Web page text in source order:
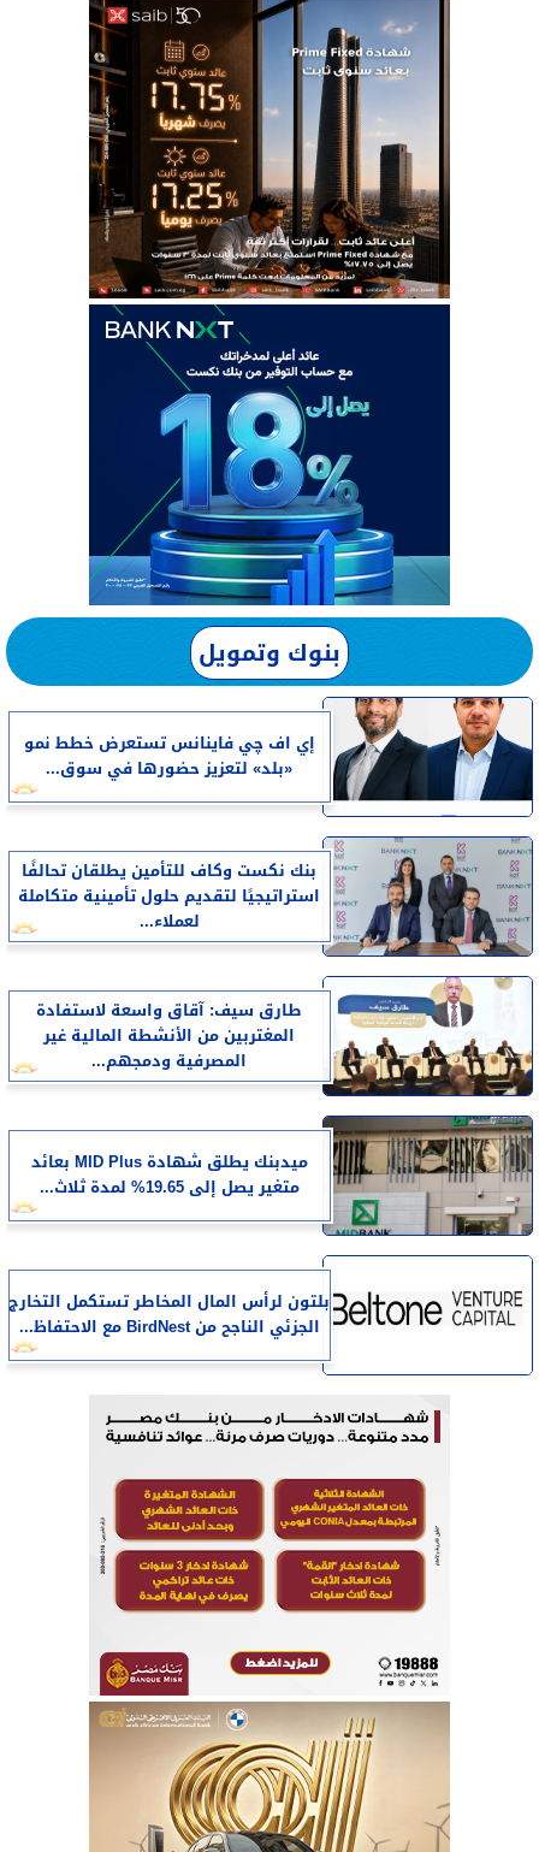
بنوك وتمويل
إي اف چي فاينانس تستعرض خطط نمو
«بلد» لتعزيز حضورها في سوق...
بنك نكست وكاف للتأمين يطلقان تحالفًا
استراتيجيًا لتقديم حلول تأمينية متكاملة
لعملاء...
طارق سيف: آقاق واسعة لاستفادة
المغتربين من الأنشطة المالية غير
المصرفية ودمجهم...
ميدبنك يطلق شهادة MID Plus بعائد
متغير يصل إلى 19.65% لمدة ثلاث...
بلتون لرأس المال المخاطر تستكمل التخارج
الجزئي الناجح من BirdNest مع الاحتفاظ...